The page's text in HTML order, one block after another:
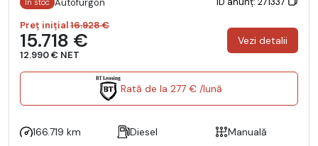
Autofurgon
Preț inițial16.928 €
15.718 €
12.990 € NET
Vezi detalii
Rată de la 277 € /lună
166.719 km Diesel
Manuală